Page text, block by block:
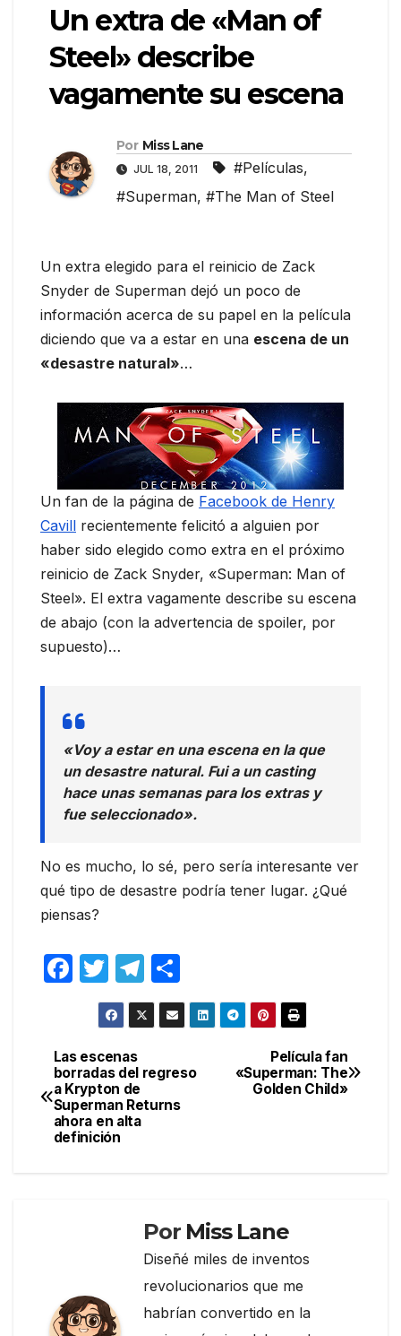
Un extra de «Man of
Steel» describe
vagamente su escena
Por Miss Lane
JUL 18, 2011 #Películas,
#Superman, #The Man of Steel
Un extra elegido para el reinicio de Zack
Snyder de Superman dejó un poco de
información acerca de su papel en la película
diciendo que va a estar en una escena de un
«desastre natural»…
Un fan de la página de Facebook de Henry
Cavill recientemente felicitó a alguien por
haber sido elegido como extra en el próximo
reinicio de Zack Snyder, «Superman: Man of
Steel». El extra vagamente describe su escena
de abajo (con la advertencia de spoiler, por
supuesto)…
«Voy a estar en una escena en la que
un desastre natural. Fui a un casting
hace unas semanas para los extras y
fue seleccionado».
No es mucho, lo sé, pero sería interesante ver
qué tipo de desastre podría tener lugar. ¿Qué
piensas?
F
e
b
o
o
T
w
itt
er
T
el
e
a
m
o
m
ar
tir
Navegación
de
entradas
Película fan
«Superman: The
Golden Child»
Las escenas
borradas del regreso
a Krypton de
Superman Returns
ahora en alta
definición
Por Miss Lane
Diseñé miles de inventos
revolucionarios que me
habrían convertido en la